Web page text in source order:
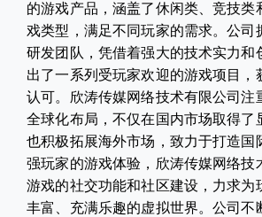
的游戏产品，涵盖了休闲类、竞技类
戏类型，满足不同玩家的需求。公司
研发团队，凭借着强大的技术实力和
出了一系列受玩家欢迎的游戏项目，
认可。欣涛传媒网络技术有限公司注
全球化布局，不仅在国内市场取得了
也积极拓展海外市场，致力于打造国
强玩家的游戏体验，欣涛传媒网络技
游戏的社交功能和社区建设，力求为
丰富、充满乐趣的虚拟世界。公司不